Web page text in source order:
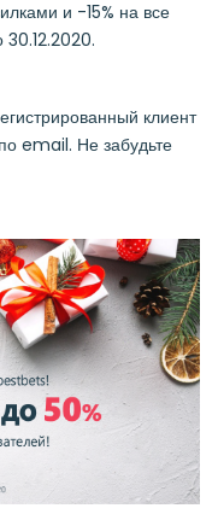
и -15% на все
клиент
email. Не забудьте